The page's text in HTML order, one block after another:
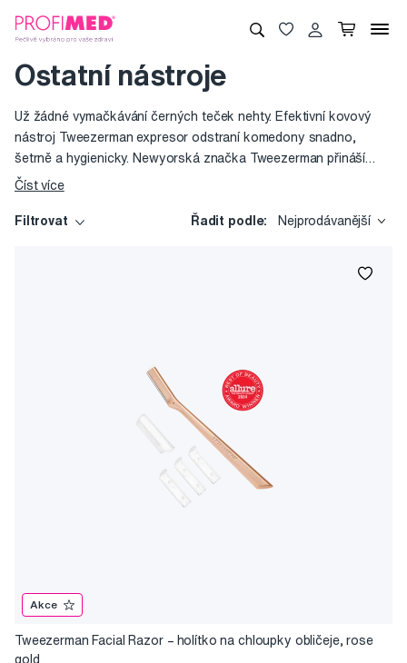
Ostatní nástroje
Už žádné vymačkávání černých teček nehty. Efektivní kovový
nástroj Tweezerman expresor odstraní komedony snadno,
šetrně a hygienicky. Newyorská značka Tweezerman přináší
spoustu dalších kosmetických nástrojů usnadňujících péči a
Číst více
Filtrovat Řadit podle: Nejprodávanější
Akce
Tweezerman Facial Razor –⁠⁠⁠⁠⁠⁠ holítko na chloupky obličeje, rose
gold